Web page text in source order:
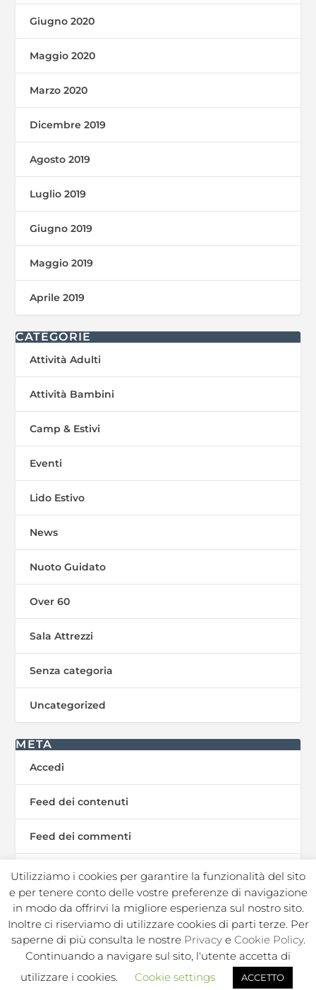
Giugno 2020
Maggio 2020
Marzo 2020
Dicembre 2019
Agosto 2019
Luglio 2019
Giugno 2019
Maggio 2019
Aprile 2019
CATEGORIE
Attività Adulti
Attività Bambini
Camp & Estivi
Eventi
Lido Estivo
News
Nuoto Guidato
Over 60
Sala Attrezzi
Senza categoria
Uncategorized
META
Accedi
Feed dei contenuti
Feed dei commenti
WordPress.org
In Sport s.r.l. Societa Sportiva Dilettantistica | C.F./P.I.
02050250964 |
Privacy Policy | Privacy Contatti
Cookie
Regolamento | Politica ambientale|
Utilizziamo i cookies per garantire la funzionalità del sito
e per tenere conto delle vostre preferenze di navigazione
in modo da offrirvi la migliore esperienza sul nostro sito.
Inoltre ci riserviamo di utilizzare cookies di parti terze. Per
saperne di più consulta le nostre Privacye Cookie Policy.
Continuando a navigare sul sito, l'utente accetta di
utilizzare i cookies.
Cookie settings ACCETTO